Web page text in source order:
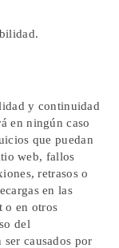
y continuidad
en ningún caso
que puedan
web, fallos
retrasos o
en las
o en otros
del
causados por